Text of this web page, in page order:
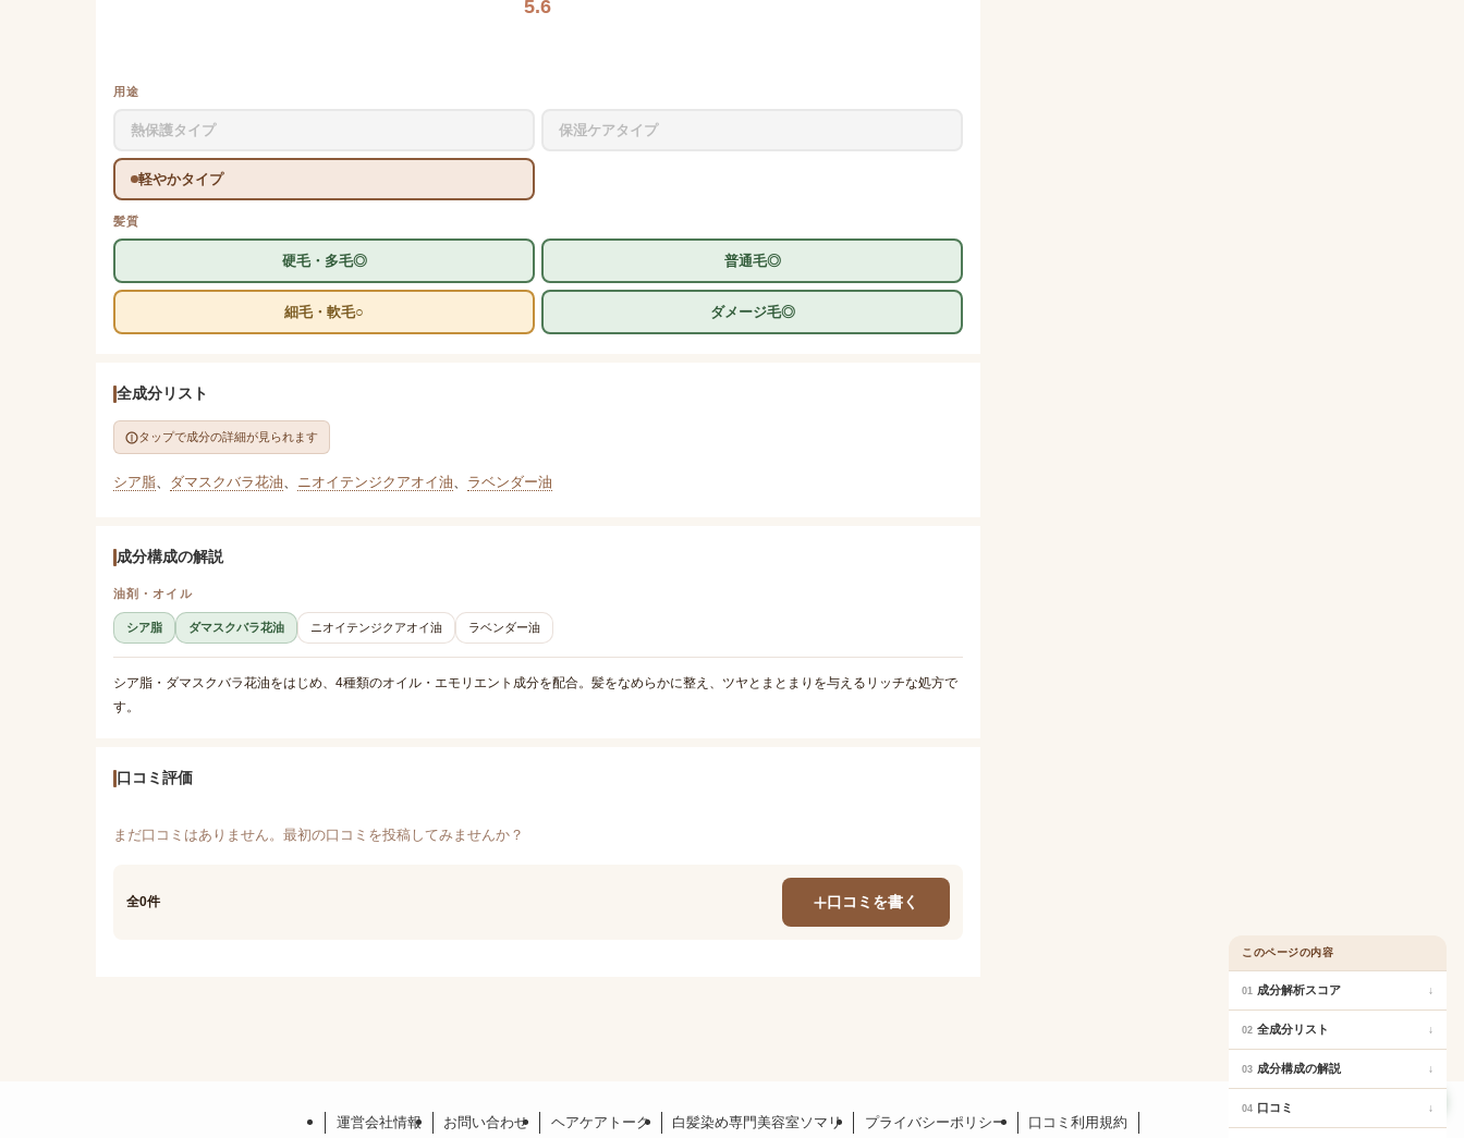
5.6
用途
熱保護タイプ 保湿ケアタイプ
軽やかタイプ
髪質
硬毛・多毛◎ 普通毛◎
細毛・軟毛○ ダメージ毛◎
全成分リスト
タップで成分の詳細が見られます
シア脂、 ダマスクバラ花油、 ニオイテンジクアオイ油、 ラベンダー油
成分構成の解説
油剤・オイル
シア脂 ダマスクバラ花油 ニオイテンジクアオイ油 ラベンダー油
シア脂・ダマスクバラ花油をはじめ、4種類のオイル・エモリエント成分を配合。髪をなめらかに整え、ツヤとまとまりを与えるリッチな処方で
す。
口コミ評価
まだ口コミはありません。最初の口コミを投稿してみませんか？
全0件 口コミを書く
運営会社情報 お問い合わせ ヘアケアトーク 白髪染め専門美容室ソマリ プライバシーポリシー 口コミ利用規約
このページの内容
01 成分解析スコア ↓
02 全成分リスト ↓
03 成分構成の解説 ↓
04 口コミ ↓